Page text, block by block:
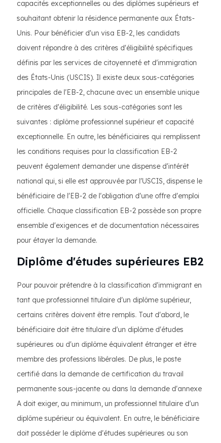
capacités exceptionnelles ou des diplômes supérieurs et
souhaitant obtenir la résidence permanente aux États-
Unis. Pour bénéficier d'un visa EB-2, les candidats
doivent répondre à des critères d'éligibilité spécifiques
définis par les services de citoyenneté et d'immigration
des États-Unis (USCIS). Il existe deux sous-catégories
principales de l'EB-2, chacune avec un ensemble unique
de critères d'éligibilité. Les sous-catégories sont les
suivantes : diplôme professionnel supérieur et capacité
exceptionnelle. En outre, les bénéficiaires qui remplissent
les conditions requises pour la classification EB-2
peuvent également demander une dispense d'intérêt
national qui, si elle est approuvée par l'USCIS, dispense le
bénéficiaire de l'EB-2 de l'obligation d'une offre d'emploi
officielle. Chaque classification EB-2 possède son propre
ensemble d'exigences et de documentation nécessaires
pour étayer la demande.
Diplôme d'études supérieures EB2
Pour pouvoir prétendre à la classification d'immigrant en
tant que professionnel titulaire d'un diplôme supérieur,
certains critères doivent être remplis. Tout d'abord, le
bénéficiaire doit être titulaire d'un diplôme d'études
supérieures ou d'un diplôme équivalent étranger et être
membre des professions libérales. De plus, le poste
certifié dans la demande de certification du travail
permanente sous-jacente ou dans la demande d'annexe
A doit exiger, au minimum, un professionnel titulaire d'un
diplôme supérieur ou équivalent. En outre, le bénéficiaire
doit posséder le diplôme d'études supérieures ou son